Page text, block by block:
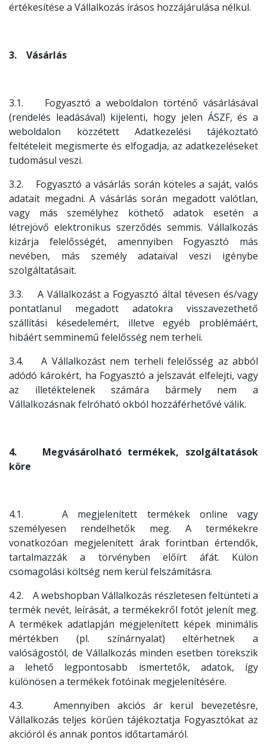
értékesítése a Vállalkozás írásos hozzájárulása nélkül.
3. Vásárlás
3.1. Fogyasztó a weboldalon történő vásárlásával
(rendelés leadásával) kijelenti, hogy jelen ÁSZF, és a
weboldalon közzétett Adatkezelési tájékoztató
feltételeit megismerte és elfogadja, az adatkezeléseket
tudomásul veszi.
3.2. Fogyasztó a vásárlás során köteles a saját, valós
adatait megadni. A vásárlás során megadott valótlan,
vagy más személyhez köthető adatok esetén a
létrejövő elektronikus szerződés semmis. Vállalkozás
kizárja felelősségét, amennyiben Fogyasztó más
nevében, más személy adataival veszi igénybe
szolgáltatásait.
3.3. A Vállalkozást a Fogyasztó által tévesen és/vagy
pontatlanul megadott adatokra visszavezethető
szállítási késedelemért, illetve egyéb problémáért,
hibáért semminemű felelősség nem terheli.
3.4. A Vállalkozást nem terheli felelősség az abból
adódó károkért, ha Fogyasztó a jelszavát elfelejti, vagy
az illetéktelenek számára bármely nem a
Vállalkozásnak felróható okból hozzáférhetővé válik.
4. Megvásárolható termékek, szolgáltatások
köre
4.1. A megjelenített termékek online vagy
személyesen rendelhetők meg. A termékekre
vonatkozóan megjelenített árak forintban értendők,
tartalmazzák a törvényben előírt áfát. Külön
csomagolási költség nem kerül felszámításra.
4.2. A webshopban Vállalkozás részletesen feltünteti a
termék nevét, leírását, a termékekről fotót jelenít meg.
A termékek adatlapján megjelenített képek minimális
mértékben (pl. színárnyalat) eltérhetnek a
valóságostól, de Vállalkozás minden esetben törekszik
a lehető legpontosabb ismertetők, adatok, így
különösen a termékek fotóinak megjelenítésére.
4.3. Amennyiben akciós ár kerül bevezetésre,
Vállalkozás teljes körűen tájékoztatja Fogyasztókat az
akcióról és annak pontos időtartamáról.